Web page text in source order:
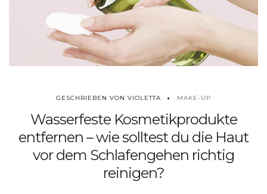
GESCHRIEBEN VON VIOLETTA MAKE-UP
Wasserfeste Kosmetikprodukte
entfernen – wie solltest du die Haut
vor dem Schlafengehen richtig
reinigen?